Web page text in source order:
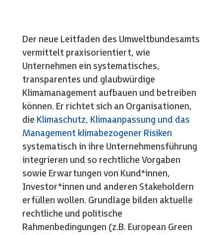
Der neue Leitfaden des Umweltbundesamts
vermittelt praxisorientiert, wie
Unternehmen ein systematisches,
transparentes und glaubwürdige
Klimamanagement aufbauen und betreiben
können. Er richtet sich an Organisationen,
die Klimaschutz, Klimaanpassung und das
Management klimabezogener Risiken
systematisch in ihre Unternehmensführung
integrieren und so rechtliche Vorgaben
sowie Erwartungen von Kund*innen,
Investor*innen und anderen Stakeholdern
erfüllen wollen. Grundlage bilden aktuelle
rechtliche und politische
Rahmenbedingungen (z.B. European Green